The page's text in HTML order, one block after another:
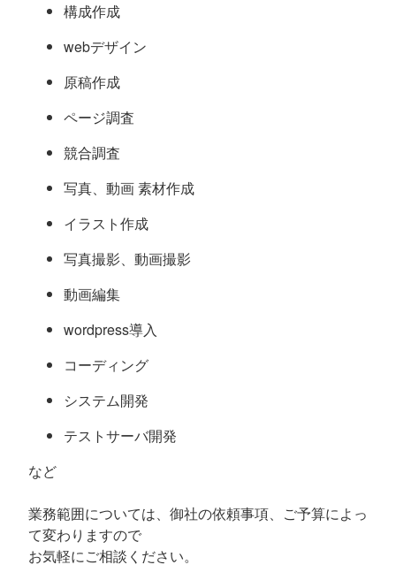
構成作成
webデザイン
原稿作成
ページ調査
競合調査
写真、動画 素材作成
イラスト作成
写真撮影、動画撮影
動画編集
wordpress導入
コーディング
システム開発
テストサーバ開発
など
業務範囲については、御社の依頼事項、ご予算によっ
て変わりますので
お気軽にご相談ください。